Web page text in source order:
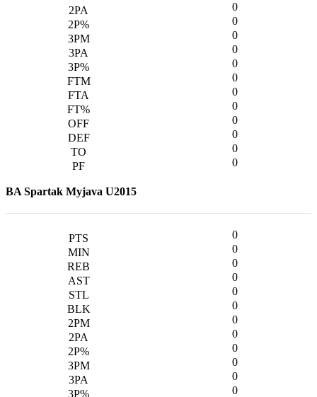
0
0
0
0
0
0
0
0
0
0
0
0
BA Spartak Myjava U2015
0
0
0
0
0
0
0
0
0
0
0
0